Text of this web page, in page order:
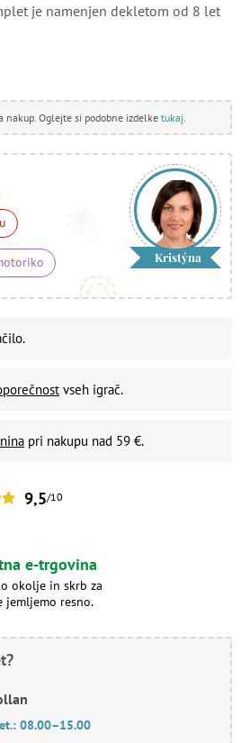
je namenjen dekletom od 8 let
nakup. Oglejte si podobne izdelke tukaj
Kristýna
vseh igrač.
pri nakupu nad 59 €.
9,5/10
e-trgovina
okolje in skrb za
jemljemo resno.
08.00–15.00